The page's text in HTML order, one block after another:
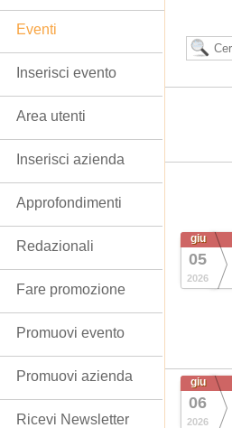
giu
05
2026
giu
06
2026
Eventi
Inserisci evento
Area utenti
Inserisci azienda
Approfondimenti
Redazionali
Fare promozione
Promuovi evento
Promuovi azienda
Ricevi Newsletter